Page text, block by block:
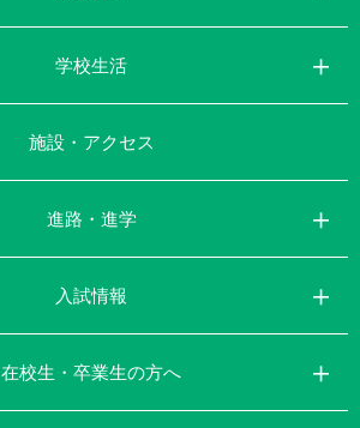
学校生活
施設・アクセス
進路・進学
入試情報
在校生・卒業生の方へ